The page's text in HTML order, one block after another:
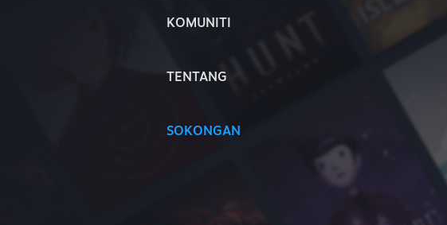
KOMUNITI
TENTANG
SOKONGAN